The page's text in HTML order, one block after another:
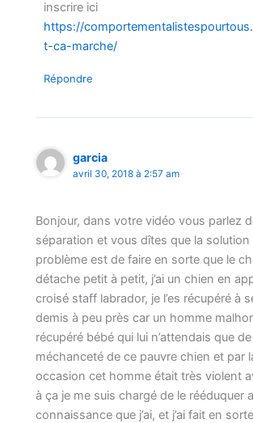
inscrire ici
https://
t-ca-marche/
Répondre
garcia
avril 30, 2018 à 2:57 am
Bonjour, dans votre vidéo vous parlez
séparation et vous dîtes que la solution
problème est de faire en sorte que le
détache petit à petit, j’ai un chien en
croisé staff labrador, je l’es récupéré à
demis à peu près car un homme
récupéré bébé qui lui n’attendais que de
méchanceté de ce pauvre chien et par
occasion cet homme était très violent
à ça je me suis chargé de le rééduquer
connaissance que j’ai, et j’ai fait en